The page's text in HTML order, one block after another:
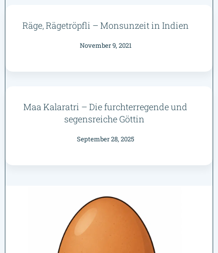
Räge, Rägetröpfli – Monsunzeit in Indien
November 9, 2021
Maa Kalaratri – Die furchterregende und
segensreiche Göttin
September 28, 2025